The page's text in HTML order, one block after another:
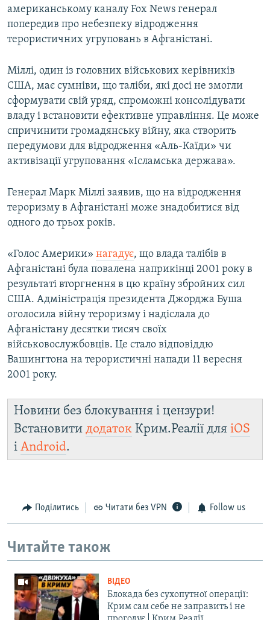
американському каналу Fox News генерал
попередив про небезпеку відродження
терористичних угруповань в Афганістані.
Міллі, один із головних військових керівників
США, має сумніви, що таліби, які досі не змогли
сформувати свій уряд, спроможні консолідувати
владу і встановити ефективне управління. Це може
спричинити громадянську війну, яка створить
передумови для відродження «Аль-Каїди» чи
активізації угруповання «Ісламська держава».
Генерал Марк Міллі заявив, що на відродження
тероризму в Афганістані може знадобитися від
одного до трьох років.
«Голос Америки» нагадує, що влада талібів в
Афганістані була повалена наприкінці 2001 року в
результаті вторгнення в цю країну збройних сил
США. Адміністрація президента Джорджа Буша
оголосила війну тероризму і надіслала до
Афганістану десятки тисяч своїх
військовослужбовців. Це стало відповіддю
Вашингтона на терористичні напади 11 вересня
2001 року.
Новини без блокування і цензури!
Встановити додаток Крим.Реалії для iOS
і Android.
Поділитись Читати без VPN Follow us
Читайте також
ВІДЕО
Блокада без сухопутної операції:
Крим сам себе не заправить і не